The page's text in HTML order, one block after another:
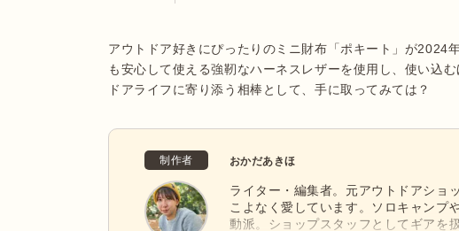
アウトドア好きにぴったりのミニ財布「ポキート」が2024
も安心して使える強靭なハーネスレザーを使用し、使い込
ドアライフに寄り添う相棒として、手に取ってみては？
制作者 おかだあきほ
ライター・編集者。元アウトドアショ
こよなく愛しています。ソロキャンプ
動派。ショップスタッフとしてギアを